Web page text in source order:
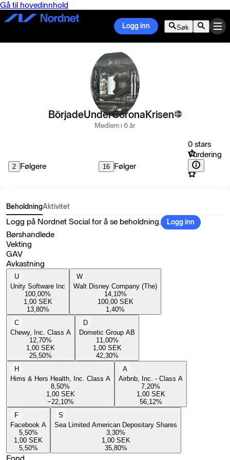
Gå til hovedinnhold
Logg inn Søk
BörjadeUnderCoronaKrisen
Medlem i 6 år
2 Følgere 16 Følger
0 stars
Vurdering
BeholdningAktivitet
Logg på Nordnet Social for å se beholdning. Logg inn
Børshandlede
Vekting
GAV
Avkastning
U
Unity Software Inc
100,00%
1,00 SEK
13,80%
W
Walt Disney Company (The)
14,10%
100,00 SEK
1,40%
C
Chewy, Inc. Class A
12,70%
1,00 SEK
25,50%
D
Dometic Group AB
11,00%
1,00 SEK
42,30%
H
Hims & Hers Health, Inc. Class A
8,50%
1,00 SEK
−22,10%
A
Airbnb, Inc. - Class A
7,20%
1,00 SEK
56,12%
F
Facebook A
5,50%
1,00 SEK
5,50%
S
Sea Limited American Depositary Shares
3,30%
1,00 SEK
35,80%